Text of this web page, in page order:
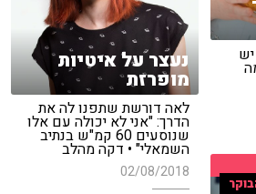
נעצר על איטיות
מופרזת
לאה דורשת שתפנו לה את
הדרך: "אני לא יכולה עם אלו
שנוסעים 60 קמ"ש בנתיב
השמאלי" • דקה מהלב
02/08/2018